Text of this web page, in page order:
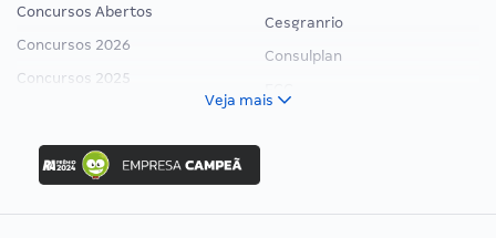
Concursos Abertos
Concursos 2026
Concursos 2025
Concurso Ibama
Concurso MPU
Editais publicados
Cesgranrio
Consulplan
Veja mais